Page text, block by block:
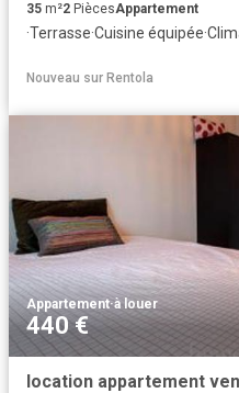
35 m²2 PiècesAppartement
·Terrasse·Cuisine équipée·
Nouveau sur Rentola
Appartement·à louer
440 €